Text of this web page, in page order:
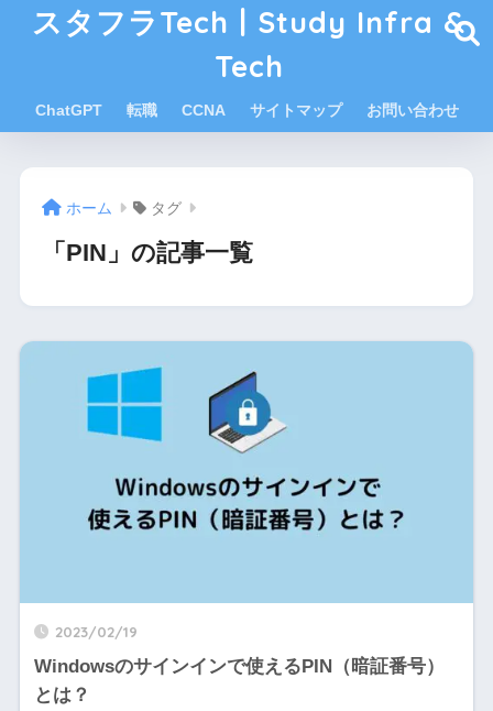
スタフラTech | Study Infra &
Tech
ChatGPT 転職 CCNA サイトマップ お問い合わせ
ホーム タグ
「PIN」の記事一覧
2023/02/19
Windowsのサインインで使えるPIN（暗証番号）
とは？